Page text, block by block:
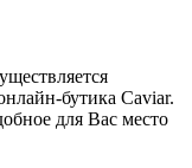
бутика Caviar.
для Вас место